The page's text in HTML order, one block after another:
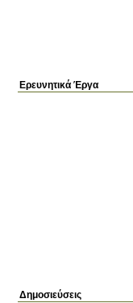
Ερευνητικά Έργα
Δημοσιεύσεις